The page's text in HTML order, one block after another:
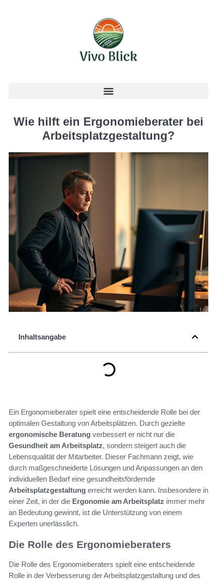
Wie hilft ein Ergonomieberater bei
Arbeitsplatzgestaltung?
Inhaltsangabe
Ein Ergonomieberater spielt eine entscheidende Rolle bei der
optimalen Gestaltung von Arbeitsplätzen. Durch gezielte
ergonomische Beratung verbessert er nicht nur die
Gesundheit am Arbeitsplatz, sondern steigert auch die
Lebensqualität der Mitarbeiter. Dieser Fachmann zeigt, wie
durch maßgeschneiderte Lösungen und Anpassungen an den
individuellen Bedarf eine gesundheitsfördernde
Arbeitsplatzgestaltung erreicht werden kann. Insbesondere in
einer Zeit, in der die Ergonomie am Arbeitsplatz immer mehr
an Bedeutung gewinnt, ist die Unterstützung von einem
Experten unerlässlich.
Die Rolle des Ergonomieberaters
Die Rolle des Ergonomieberaters spielt eine entscheidende
Rolle in der Verbesserung der Arbeitsplatzgestaltung und des